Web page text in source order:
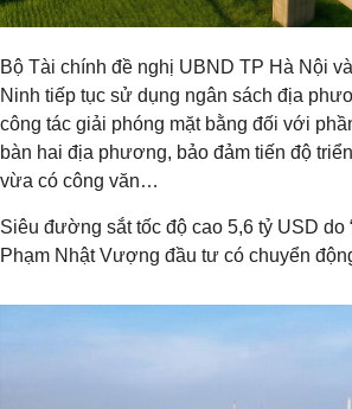
Bộ Tài chính đề nghị UBND TP Hà Nội
Ninh tiếp tục sử dụng ngân sách địa
công tác giải phóng mặt bằng đối với
bàn hai địa phương, bảo đảm tiến độ
vừa có công văn…
Siêu đường sắt tốc độ cao 5,6 tỷ USD do
Phạm Nhật Vượng đầu tư có chuyển